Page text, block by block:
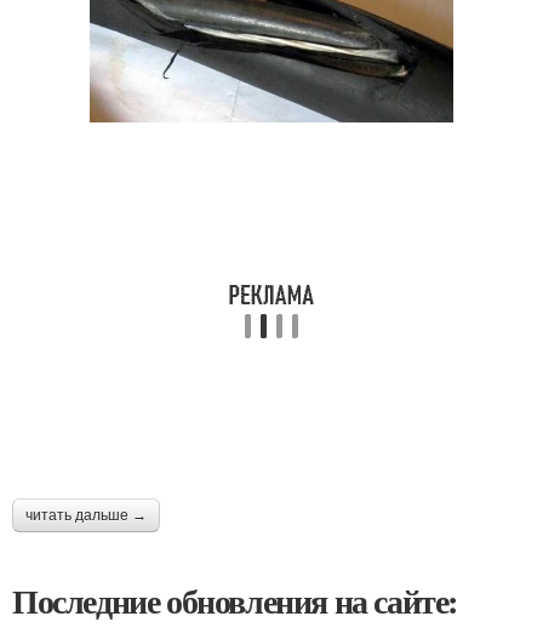
читать дальше →
Последние обновления на сайте: